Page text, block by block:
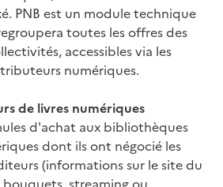
PNB est un module technique
toutes les offres des
accessibles via les
numériques.
de livres numériques
d'achat aux bibliothèques
dont ils ont négocié les
(informations sur le site du